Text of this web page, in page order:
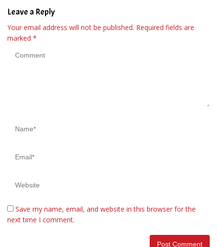
Leave a Reply
Your email address will not be published. Required fields are
marked *
Save my name, email, and website in this browser for the
next time I comment.